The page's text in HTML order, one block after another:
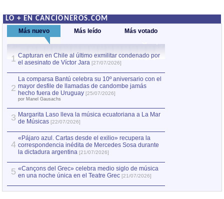
LO + EN CANCIONEROS.COM
Más nuevo Más leído Más votado
1 Capturan en Chile al último exmilitar condenado por
el asesinato de Víctor Jara [27/07/2026]
2
La comparsa Bantú celebra su 10º aniversario con el
mayor desfile de llamadas de candombe jamás
hecho fuera de Uruguay [25/07/2026]
por Manel Gausachs
3 Margarita Laso lleva la música ecuatoriana a La Mar
de Músicas [22/07/2026]
4
«Pájaro azul. Cartas desde el exilio» recupera la
correspondencia inédita de Mercedes Sosa durante
la dictadura argentina [21/07/2026]
5 «Cançons del Grec» celebra medio siglo de música
en una noche única en el Teatre Grec [21/07/2026]